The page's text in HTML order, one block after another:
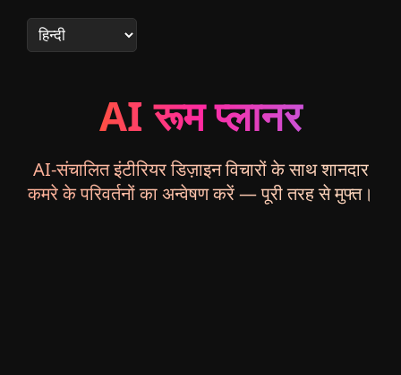
AI रूम प्लानर
AI-संचालित इंटीरियर डिज़ाइन विचारों के साथ शानदार
कमरे के परिवर्तनों का अन्वेषण करें — पूरी तरह से मुफ्त।